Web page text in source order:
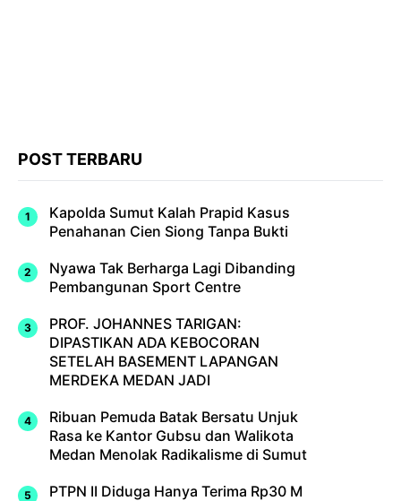
POST TERBARU
Kapolda Sumut Kalah Prapid Kasus
Penahanan Cien Siong Tanpa Bukti
Nyawa Tak Berharga Lagi Dibanding
Pembangunan Sport Centre
PROF. JOHANNES TARIGAN:
DIPASTIKAN ADA KEBOCORAN
SETELAH BASEMENT LAPANGAN
MERDEKA MEDAN JADI
Ribuan Pemuda Batak Bersatu Unjuk
Rasa ke Kantor Gubsu dan Walikota
Medan Menolak Radikalisme di Sumut
PTPN II Diduga Hanya Terima Rp30 M